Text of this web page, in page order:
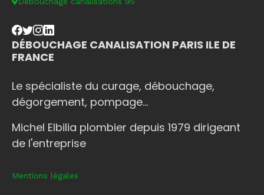
DÉBOUCHAGE CANALISATION PARIS ILE DE
FRANCE
Le spécialiste du curage, débouchage,
dégorgement, pompage...
Michel Elbilia plombier depuis 1979 dirigeant
de l'entreprise
Mentions légales